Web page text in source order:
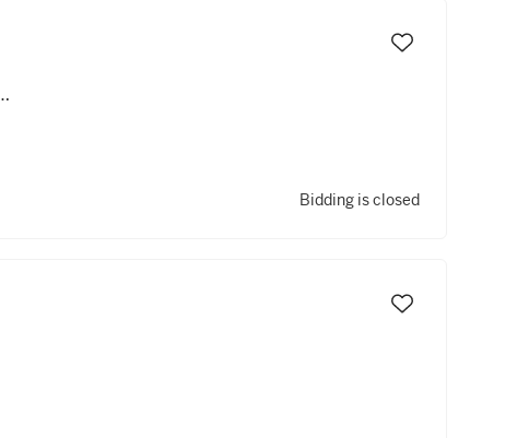
Bidding is closed